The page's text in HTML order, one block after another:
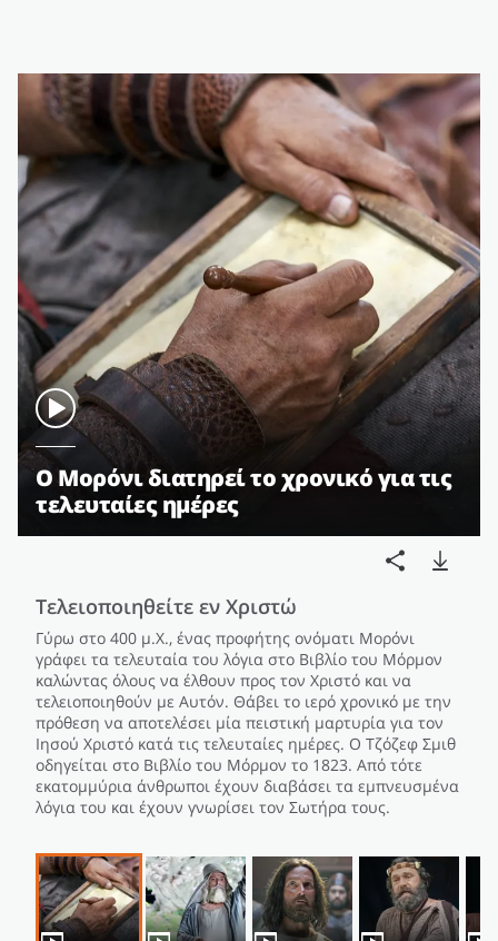
Ο Μορόνι διατηρεί το χρονικό για τις
τελευταίες ημέρες
Τελειοποιηθείτε εν Χριστώ
Γύρω στο 400 μ.Χ., ένας προφήτης ονόματι Μορόνι
γράφει τα τελευταία του λόγια στο Βιβλίο του Μόρμον
καλώντας όλους να έλθουν προς τον Χριστό και να
τελειοποιηθούν με Αυτόν. Θάβει το ιερό χρονικό με την
πρόθεση να αποτελέσει μία πειστική μαρτυρία για τον
Ιησού Χριστό κατά τις τελευταίες ημέρες. Ο Τζόζεφ Σμιθ
οδηγείται στο Βιβλίο του Μόρμον το 1823. Από τότε
εκατομμύρια άνθρωποι έχουν διαβάσει τα εμπνευσμένα
λόγια του και έχουν γνωρίσει τον Σωτήρα τους.